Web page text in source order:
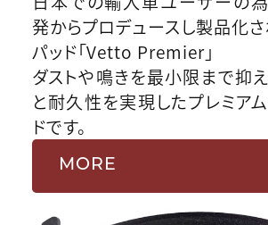
発からプロデュースし製品化
パッド「Vetto Premier」
ダストや鳴きを最小限まで抑
と耐久性を実現したプレミア
ドです。
MORE